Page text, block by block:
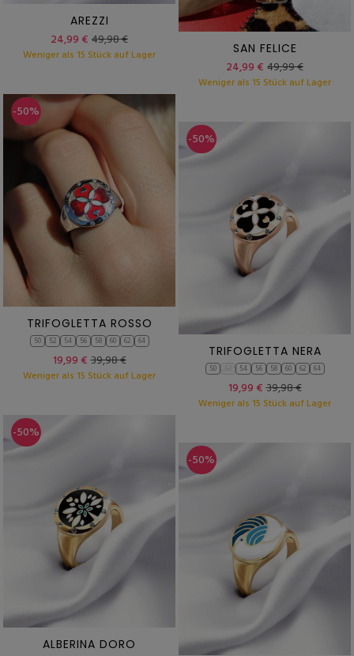
AREZZI
24,99 € 49,98 €
Weniger als 15 Stück auf Lager SAN FELICE
24,99 € 49,99 €
Weniger als 15 Stück auf Lager
-50%
TRIFOGLETTA ROSSO
50 52 54 56 58 60 62 64
19,99 €39,98 €
Weniger als 15 Stück auf Lager
-50%
TRIFOGLETTA NERA
50 54 56 58 60 62 64
19,99 €39,98 €
Weniger als 15 Stück auf Lager
-50%
ALBERINA DORO
-50%